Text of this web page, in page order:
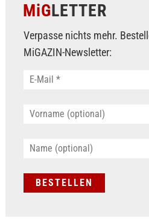
MiGLETTER
Verpasse nichts mehr.
MiGAZIN-Newsletter: